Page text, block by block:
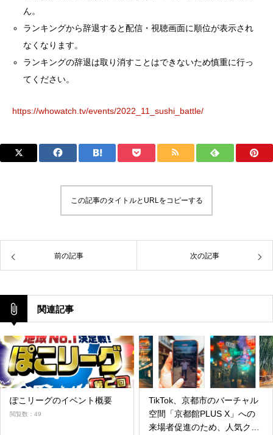
ん。
ランキングから辞退すると配信・視聴画面に順位が表示され
なくなります。
ランキングの辞退は取り消すことはできないため慎重に行っ
てください。
https://whowatch.tv/events/2022_11_sushi_battle/
この記事のタイトルとURLをコピーする
前の記事 次の記事
関連記事
ぽこリーグのイベント概要
閲覧数：49
TikTok、京都市のバーチャル
空間「京都館PLUS X」への
来場者促進のため、人気クリ